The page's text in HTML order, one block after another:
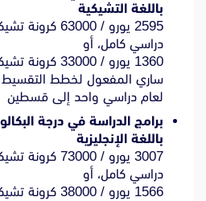
باللغة التشيكية
2595 يورو /
دراسي كامل، أو
1360 يورو /
ساري المفعول لخطط
لعام دراسي واحد إلى قسطين
برامج الدراسة في درجة
باللغة الإنجليزية
3007 يورو /
دراسي كامل، أو
1566 يورو /